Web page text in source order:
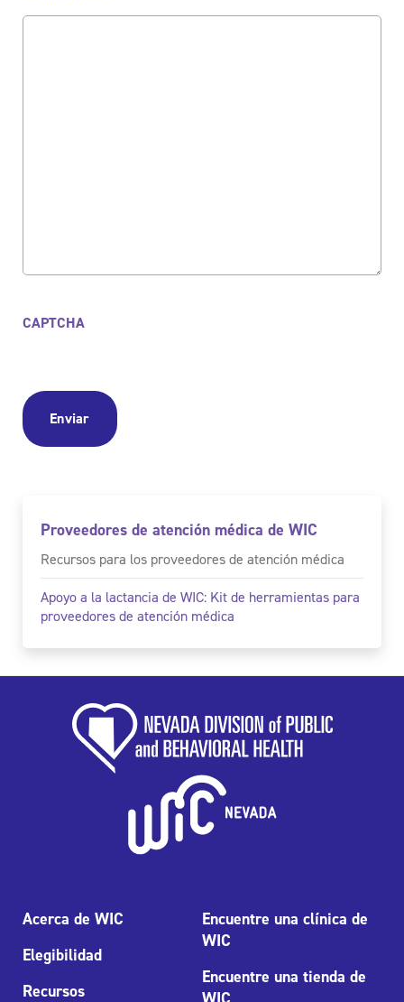
Proveedores de atención médica de WIC
Recursos para los proveedores de atención médica
Apoyo a la lactancia de WIC: Kit de herramientas para
proveedores de atención médica
CAPTCHA
Acerca de WIC
Elegibilidad
Recursos
Encuentre una clínica de
WIC
Encuentre una tienda de